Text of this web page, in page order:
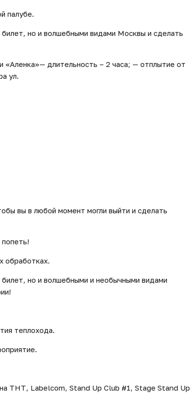
палубе.
но и волшебными видами Москвы и сделать
длительность – 2 часа; — отплытие от
ул.
вы в любой момент могли выйти и сделать
обработках.
но и волшебными и необычными видами
теплохода.
ТНТ, Labelcom, Stand Up Club #1, Stage Stand Up